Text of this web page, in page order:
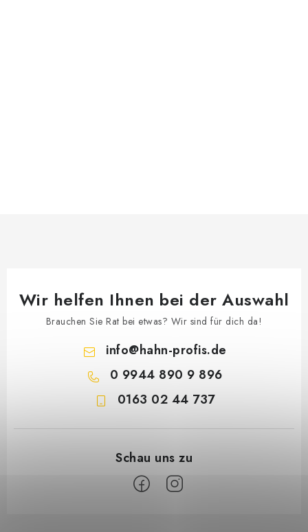
Wir helfen Ihnen bei der Auswahl
Brauchen Sie Rat bei etwas? Wir sind für dich da!
info@hahn-profis.de
0 9944 890 9 896
0163 02 44 737